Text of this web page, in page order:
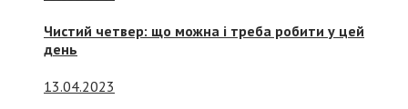
Чистий четвер: що можна і треба робити у цей
день
13.04.2023